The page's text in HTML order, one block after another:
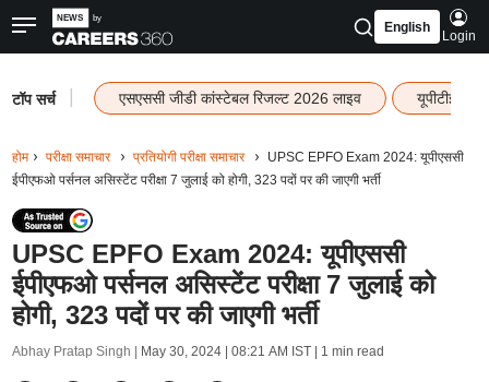
English
Login
टॉप सर्च एसएससी जीडी कांस्टेबल रिजल्ट 2026 लाइव यूपीटीईटी
होम परीक्षा समाचार प्रतियोगी परीक्षा समाचार
UPSC EPFO Exam 2024: यूपीएससी
ईपीएफओ पर्सनल असिस्टेंट परीक्षा 7 जुलाई को होगी, 323 पदों पर की जाएगी भर्ती
UPSC EPFO Exam 2024: यूपीएससी
ईपीएफओ पर्सनल असिस्टेंट परीक्षा 7 जुलाई को
होगी, 323 पदों पर की जाएगी भर्ती
Abhay Pratap Singh | May 30, 2024 | 08:21 AM IST| 1 min read